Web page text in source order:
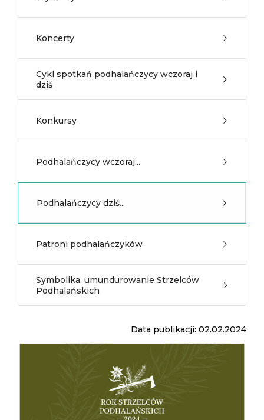
Koncerty
Cykl spotkań podhalańczycy wczoraj i
dziś
Konkursy
Podhalańczycy wczoraj...
Podhalańczycy dziś...
Patroni podhalańczyków
Symbolika, umundurowanie Strzelców
Podhalańskich
Data publikacji: 02.02.2024